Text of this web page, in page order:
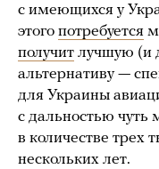
с имеющихся у
этого потребуется
получит лучшую (и
альтернативу —
для Украины
с дальностью чуть
в количестве трех
нескольких лет.